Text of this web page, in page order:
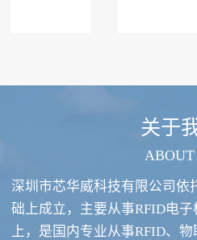
关于
ABOUT
深圳市芯华威科技有限公司依
础上成立，主要从事RFID电
上，是国内专业从事RFID、